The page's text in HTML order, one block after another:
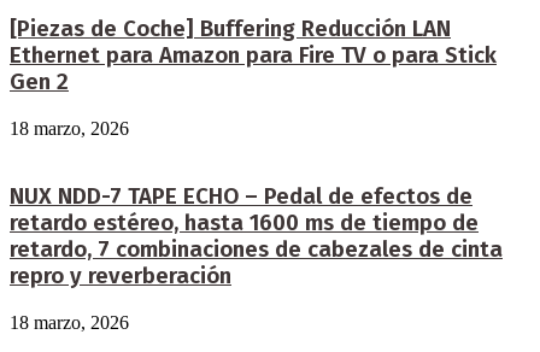
[Piezas de Coche] Buffering Reducción LAN
Ethernet para Amazon para Fire TV o para Stick
Gen 2
18 marzo, 2026
NUX NDD-7 TAPE ECHO – Pedal de efectos de
retardo estéreo, hasta 1600 ms de tiempo de
retardo, 7 combinaciones de cabezales de cinta
repro y reverberación
18 marzo, 2026